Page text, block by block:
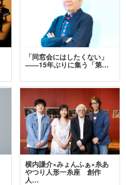
「同窓会にはしたくない」
――15年ぶりに集う「第…
横内謙介×みょんふぁ×糸あ
やつり人形一糸座 創作
人…